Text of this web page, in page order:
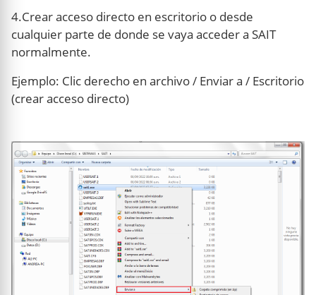
4.Crear acceso directo en escritorio o desde
cualquier parte de donde se vaya acceder a SAIT
normalmente.
Ejemplo: Clic derecho en archivo / Enviar a / Escritorio
(crear acceso directo)